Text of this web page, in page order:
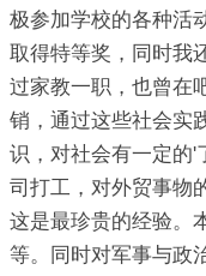
极参加学校的各种活
取得特等奖，同时我
过家教一职，也曾在
销，通过这些社会实
识，对社会有一定的'
司打工，对外贸事物
这是最珍贵的经验。
等。同时对军事与政